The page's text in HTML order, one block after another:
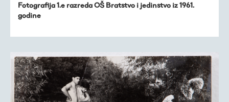
Fotografija 1.e razreda OŠ Bratstvo i jedinstvo iz 1961.
godine